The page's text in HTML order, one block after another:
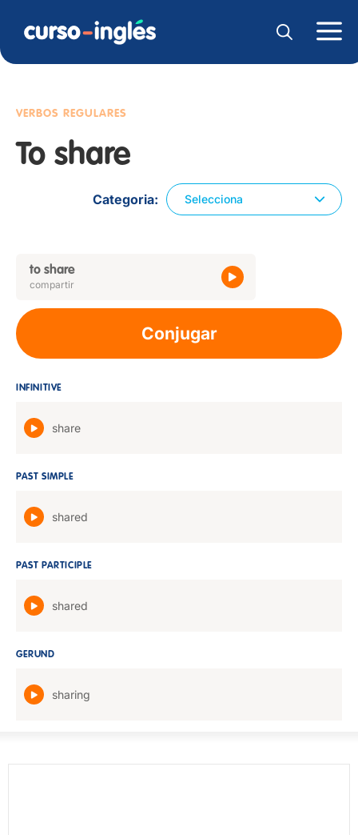
VERBOS REGULARES
To share
Categoria Selecciona
to share
compartir
Conjugar
INFINITIVE
share
PAST SIMPLE
shared
PAST PARTICIPLE
shared
GERUND
sharing